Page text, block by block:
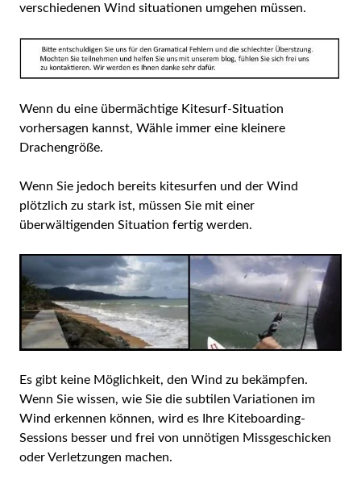
verschiedenen Wind situationen umgehen müssen.
Wenn du eine übermächtige Kitesurf-Situation
vorhersagen kannst, Wähle immer eine kleinere
Drachengröße.
Wenn Sie jedoch bereits kitesurfen und der Wind
plötzlich zu stark ist, müssen Sie mit einer
überwältigenden Situation fertig werden.
Es gibt keine Möglichkeit, den Wind zu bekämpfen.
Wenn Sie wissen, wie Sie die subtilen Variationen im
Wind erkennen können, wird es Ihre Kiteboarding-
Sessions besser und frei von unnötigen Missgeschicken
oder Verletzungen machen.